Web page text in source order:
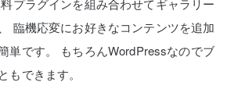
プラグインを組み合わせてギャラリー
臨機応変にお好きなコンテンツを追加
単です。
もちろんWordPressなのでブ
もできます。